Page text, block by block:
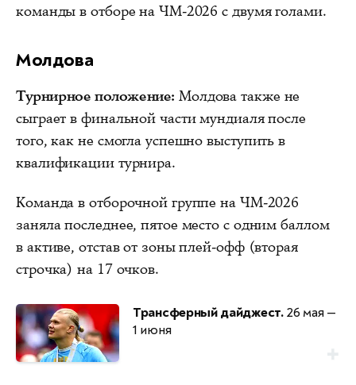
команды в отборе на ЧМ-2026 с двумя голами.
Молдова
Турнирное положение: Молдова также не
сыграет в финальной части мундиаля после
того, как не смогла успешно выступить в
квалификации турнира.
Команда в отборочной группе на ЧМ-2026
заняла последнее, пятое место с одним баллом
в активе, отстав от зоны плей-офф (вторая
строчка) на 17 очков.
Трансферный дайджест.26 мая —
1 июня